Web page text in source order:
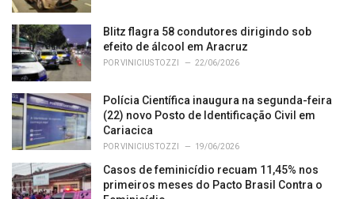
Blitz flagra 58 condutores dirigindo sob
efeito de álcool em Aracruz
PORVINICIUS TOZZI 22/06/2026
Polícia Científica inaugura na segunda-feira
(22) novo Posto de Identificação Civil em
Cariacica
PORVINICIUS TOZZI 19/06/2026
Casos de feminicídio recuam 11,45% nos
primeiros meses do Pacto Brasil Contra o